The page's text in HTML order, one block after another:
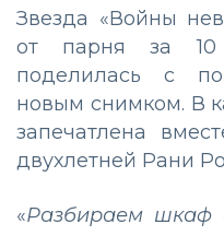
Звезда «Войны
от парня за 10
поделилась с
новым снимком. В
запечатлена
двухлетней Рани
«Разбираем шкаф